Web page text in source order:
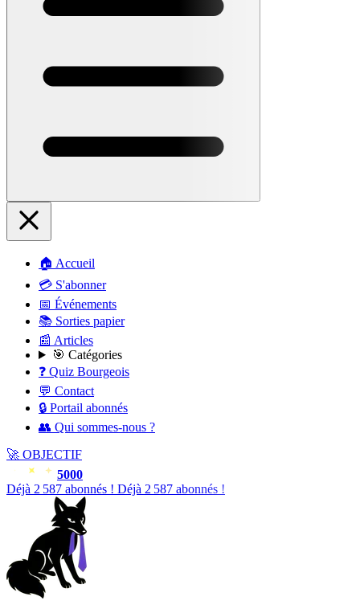
🏠 Accueil
💳 S'abonner
📅 Événements
📚 Sorties papier
📰 Articles
🎯 Catégories
❓ Quiz Bourgeois
💬 Contact
🔒 Portail abonnés
👥 Qui sommes-nous ?
🚀 OBJECTIF
5000
Déjà 2 588 abonnés ! Déjà 2 588 abonnés !